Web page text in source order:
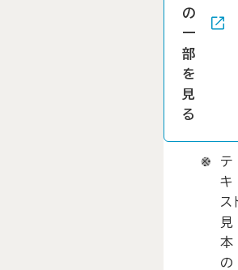
の
一
部
を
見
る
テ
キ
ス
見
本
の